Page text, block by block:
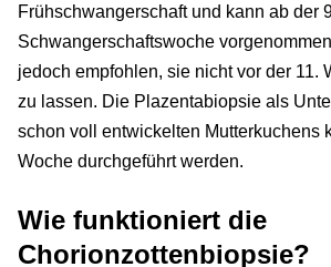
Frühschwangerschaft und kann ab der
Schwangerschaftswoche
jedoch empfohlen, sie nicht vor der 11.
zu lassen. Die Plazentabiopsie als
schon voll entwickelten Mutterkuchens
Woche durchgeführt werden.
Wie funktioniert die
Chorionzottenbiopsie?